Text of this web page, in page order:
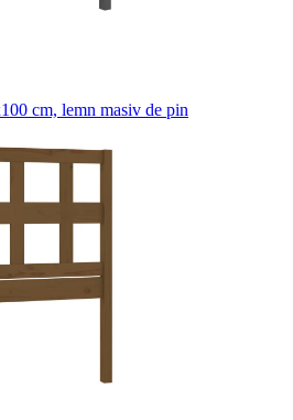
cm, lemn masiv de pin